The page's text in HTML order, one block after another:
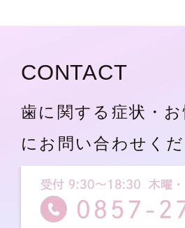
CONTACT
歯に関する症状・
にお問い合わせく